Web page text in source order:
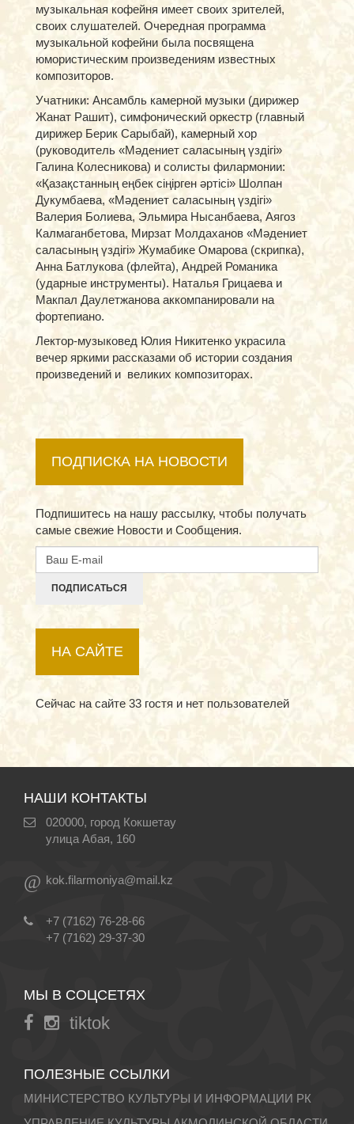
музыкальная кофейня имеет своих зрителей,
своих слушателей. Очередная программа
музыкальной кофейни была посвящена
юмористическим произведениям известных
композиторов.
Учатники: Ансамбль камерной музыки (дирижер
Жанат Рашит), симфонический оркестр (главный
дирижер Берик Сарыбай), камерный хор
(руководитель «Мәдениет саласының үздігі»
Галина Колесникова) и солисты филармонии:
«Қазақстанның еңбек сіңірген әртісі» Шолпан
Дукумбаева, «Мәдениет саласының үздігі»
Валерия Болиева, Эльмира Нысанбаева, Аягоз
Калмаганбетова, Мирзат Молдаханов «Мәдениет
саласының үздігі» Жумабике Омарова (скрипка),
Анна Батлукова (флейта), Андрей Романика
(ударные инструменты). Наталья Грицаева и
Макпал Даулетжанова аккомпанировали на
фортепиано.
Лектор-музыковед Юлия Никитенко украсила
вечер яркими рассказами об истории создания
произведений и великих композиторах.
ПОДПИСКА НА НОВОСТИ
Подпишитесь на нашу рассылку, чтобы получать
самые свежие Новости и Сообщения.
ПОДПИСАТЬСЯ
НА САЙТЕ
Сейчас на сайте 33 гостя и нет пользователей
НАШИ КОНТАКТЫ
020000, город Кокшетау
улица Абая, 160
@ kok.filarmoniya@mail.kz
+7 (7162) 76-28-66
+7 (7162) 29-37-30
МЫ В СОЦСЕТЯХ
tiktok
ПОЛЕЗНЫЕ ССЫЛКИ
МИНИСТЕРСТВО КУЛЬТУРЫ И ИНФОРМАЦИИ РК